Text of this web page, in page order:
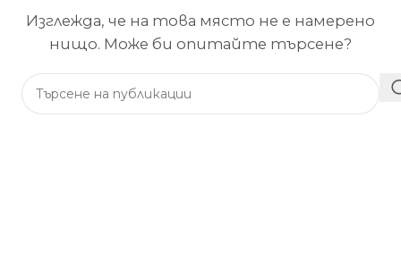
Изглежда, че на това място не е намерено
нищо. Може би опитайте търсене?